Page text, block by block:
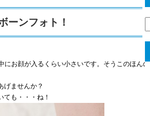
ーンフォト！
にお顔が入るくらい小さいです。そうこのほんの
げませんか？
も・・・ね！